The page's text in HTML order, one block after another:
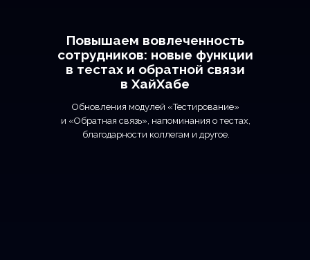
Повышаем вовлеченность
сотрудников: новые функции
в тестах и обратной связи
в ХайХабе
Обновления модулей «Тестирование»
и «Обратная связь», напоминания о тестах,
благодарности коллегам и другое.